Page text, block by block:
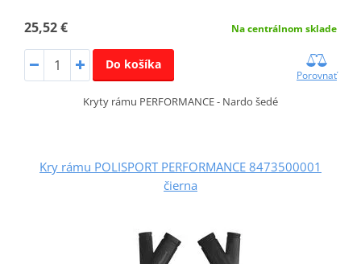
25,52 € Na centrálnom sklade
Do košíka
Porovnať
Kryty rámu PERFORMANCE - Nardo šedé
Kry rámu POLISPORT PERFORMANCE 8473500001
čierna